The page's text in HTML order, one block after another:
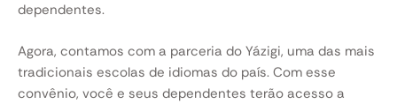
dependentes.
Agora, contamos com a parceria do Yázigi, uma das mais
tradicionais escolas de idiomas do país. Com esse
convênio, você e seus dependentes terão acesso a